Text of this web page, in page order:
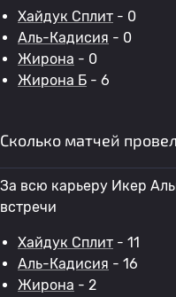
Хайдук Сплит - 0
Аль-Кадисия - 0
Жирона - 0
Жирона Б - 6
Сколько матчей
За всю карьеру Икер
встречи
Хайдук Сплит - 11
Аль-Кадисия - 16
Жирона - 2